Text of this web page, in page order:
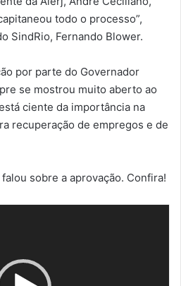
todo o processo”,
SindRio, Fernando Blower.
por parte do Governador
se mostrou muito aberto ao
ciente da importância na
recuperação de empregos e de
sobre a aprovação. Confira!